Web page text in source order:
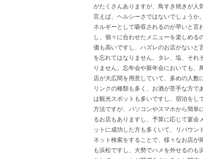
がたくさんありますが、鳥すき焼きが人
言えば、ヘルシーさではないでしょうか
ネルギーとして吸収されるのが早いと
し、個々に合わせたメニューを楽しめ
価も高いですし、ハズレのお店がないと
を忘れてはなりません。タレ、塩、それ
りません。忘年会や新年会においても
店が大広間を用意していて、多めの人
リンクの種類も多く、お酒が苦手な方
は観光スポットも多いですし、宿泊をし
方法ですが、パソコンやスマホから簡単
るお店もありますし、予算に応じて宴会
ットに成功した方も多くいて、リバウ
ネット検索をすることで、様々なお店
も浜松ですし、大勢でハメを外せるの